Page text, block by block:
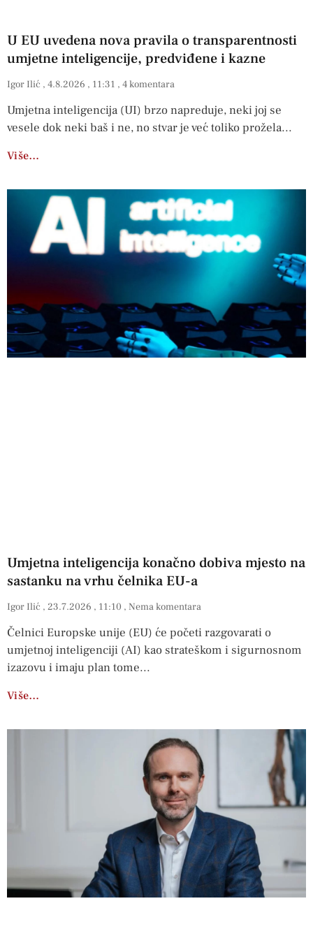
U EU uvedena nova pravila o transparentnosti
umjetne inteligencije, predviđene i kazne
Igor Ilić 4.8.2026 11:31 4 komentara
Umjetna inteligencija (UI) brzo napreduje, neki joj se
vesele dok neki baš i ne, no stvar je već toliko prožela
Više…
Umjetna inteligencija konačno dobiva mjesto na
sastanku na vrhu čelnika EU-a
Igor Ilić 23.7.2026 11:10 Nema komentara
Čelnici Europske unije (EU) će početi razgovarati o
umjetnoj inteligenciji (AI) kao strateškom i sigurnosnom
izazovu i imaju plan tome
Više…